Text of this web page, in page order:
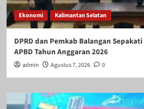
Ekonomi Kalimantan Selatan
DPRD dan Pemkab Balangan
APBD Tahun Anggaran 2026
admin Agustus 7, 2026 0